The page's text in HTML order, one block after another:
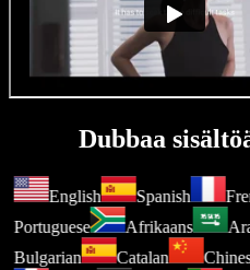
Dubbaa
English Spanish
Portuguese
Afrikaans
Bulgarian
Catalan